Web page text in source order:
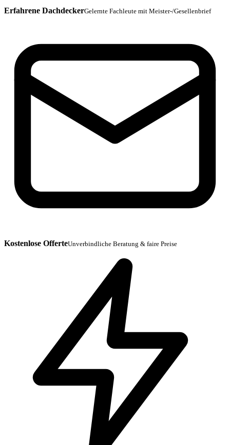
Erfahrene DachdeckerGelernte Fachleute mit Meister-/Gesellenbrief
Kostenlose OfferteUnverbindliche Beratung & faire Preise